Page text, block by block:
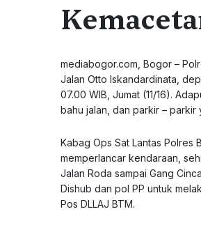
mediabogor.com , Bogor –
Jalan Otto Iskandardinata,
07.00 WIB, Jumat (11/16).
bahu jalan, dan parkir – parkir
Kabag Ops Sat Lantas Polres
memperlancar kendaraan,
Jalan Roda sampai Gang
Dishub dan pol PP untuk
Pos DLLAJ BTM.